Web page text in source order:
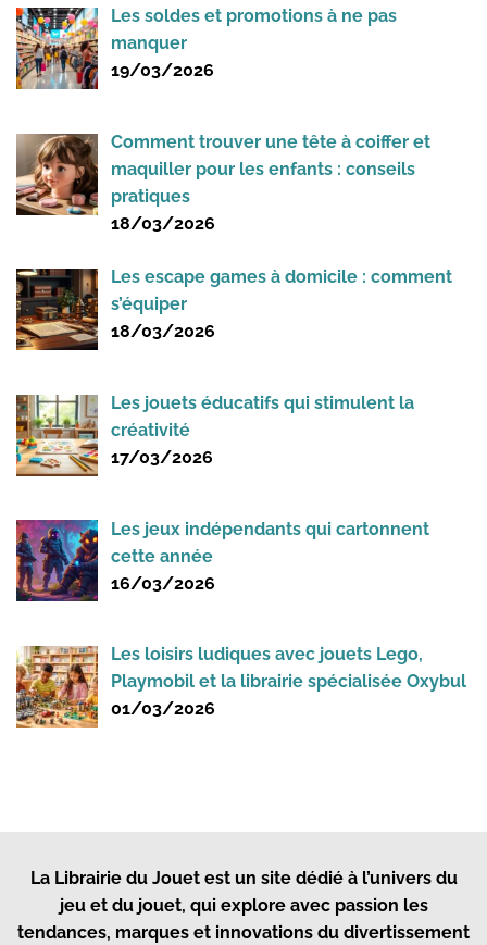
Les soldes et promotions à ne pas
manquer
19/03/2026
Comment trouver une tête à coiffer et
maquiller pour les enfants : conseils
pratiques
18/03/2026
Les escape games à domicile : comment
s’équiper
18/03/2026
Les jouets éducatifs qui stimulent la
créativité
17/03/2026
Les jeux indépendants qui cartonnent
cette année
16/03/2026
Les loisirs ludiques avec jouets Lego,
Playmobil et la librairie spécialisée Oxybul
01/03/2026
La Librairie du Jouetest un site dédié à l’univers du
jeu et du jouet, qui explore avec passion les
tendances, marques et innovations du divertissement